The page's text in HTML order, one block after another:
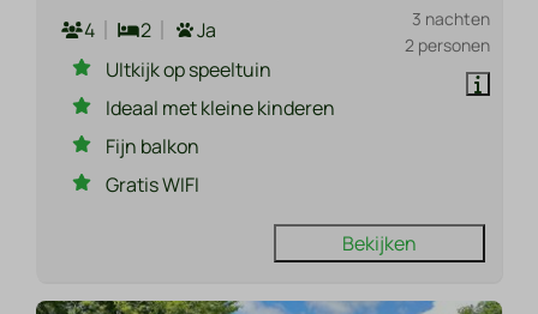
3 nachten
2 personen
4
2
Ja
UItkijk op speeltuin
Ideaal met kleine kinderen
Fijn balkon
Gratis WIFI
Bekijken